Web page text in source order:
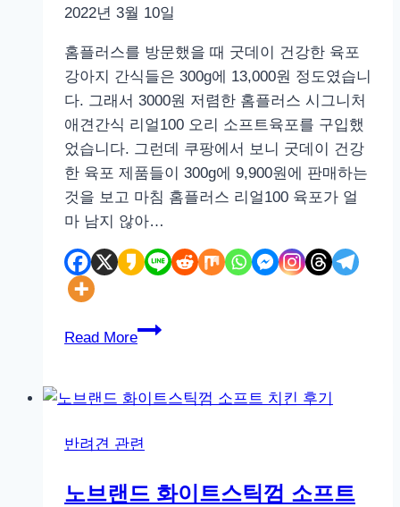
2022년 3월 10일
홈플러스를 방문했을 때 굿데이 건강한 육포
강아지 간식들은 300g에 13,000원 정도였습니
다. 그래서 3000원 저렴한 홈플러스 시그니처
애견간식 리얼100 오리 소프트육포를 구입했
었습니다. 그런데 쿠팡에서 보니 굿데이 건강
한 육포 제품들이 300g에 9,900원에 판매하는
것을 보고 마침 홈플러스 리얼100 육포가 얼
마 남지 않아…
Read More
굿
건
한
포
반려견 관련
노브랜드 화이트스틱껌 소프트